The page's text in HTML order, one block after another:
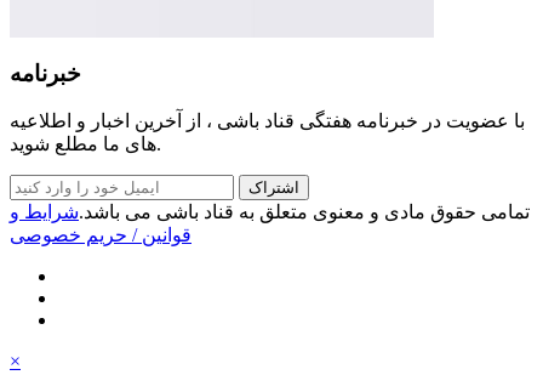
خبرنامه
با عضویت در خبرنامه هفتگی قناد باشی ، از آخرین اخبار و اطلاعیه
های ما مطلع شوید.
اشتراک
تمامی حقوق مادی و معنوی متعلق به قناد باشی می باشد.شرایط و
قوانین/ حریم خصوصی
×